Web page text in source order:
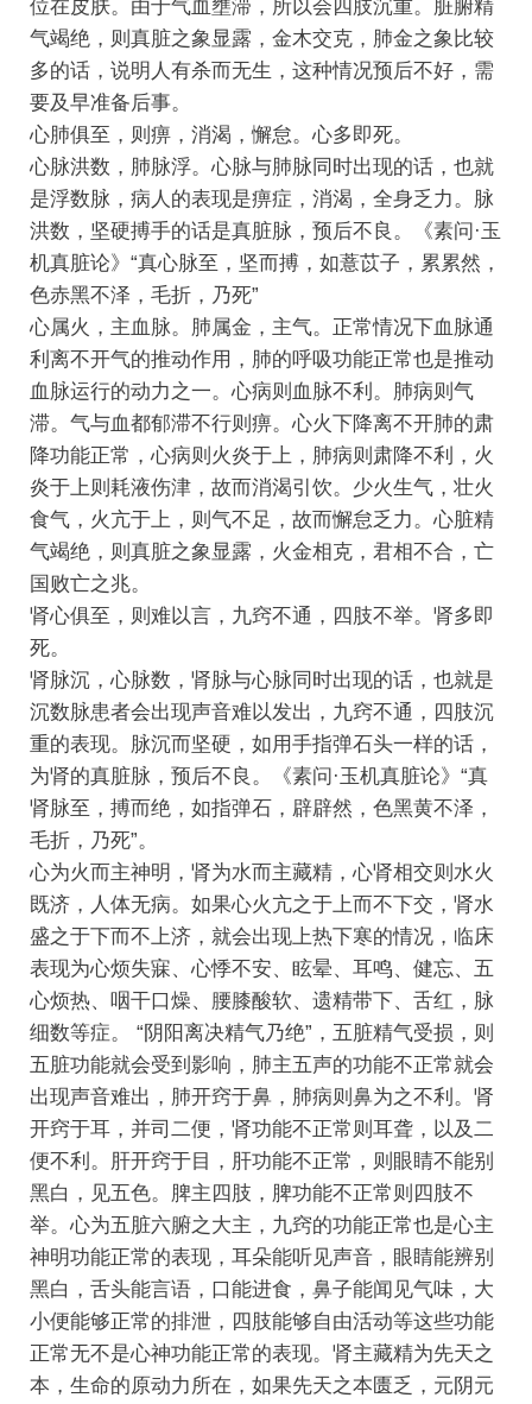
位在皮肤。由于气血壅滞，所以会四肢沉重。脏腑精
气竭绝，则真脏之象显露，金木交克，肺金之象比较
多的话，说明人有杀而无生，这种情况预后不好，需
要及早准备后事。
心肺俱至，则痹，消渴，懈怠。心多即死。
心脉洪数，肺脉浮。心脉与肺脉同时出现的话，也就
是浮数脉，病人的表现是痹症，消渴，全身乏力。脉
洪数，坚硬搏手的话是真脏脉，预后不良。《素问·玉
机真脏论》“真心脉至，坚而搏，如薏苡子，累累然，
色赤黑不泽，毛折，乃死”
心属火，主血脉。肺属金，主气。正常情况下血脉通
利离不开气的推动作用，肺的呼吸功能正常也是推动
血脉运行的动力之一。心病则血脉不利。肺病则气
滞。气与血都郁滞不行则痹。心火下降离不开肺的肃
降功能正常，心病则火炎于上，肺病则肃降不利，火
炎于上则耗液伤津，故而消渴引饮。少火生气，壮火
食气，火亢于上，则气不足，故而懈怠乏力。心脏精
气竭绝，则真脏之象显露，火金相克，君相不合，亡
国败亡之兆。
肾心俱至，则难以言，九窍不通，四肢不举。肾多即
死。
肾脉沉，心脉数，肾脉与心脉同时出现的话，也就是
沉数脉患者会出现声音难以发出，九窍不通，四肢沉
重的表现。脉沉而坚硬，如用手指弹石头一样的话，
为肾的真脏脉，预后不良。《素问·玉机真脏论》“真
肾脉至，搏而绝，如指弹石，辟辟然，色黑黄不泽，
毛折，乃死”。
心为火而主神明，肾为水而主藏精，心肾相交则水火
既济，人体无病。如果心火亢之于上而不下交，肾水
盛之于下而不上济，就会出现上热下寒的情况，临床
表现为心烦失寐、心悸不安、眩晕、耳鸣、健忘、五
心烦热、咽干口燥、腰膝酸软、遗精带下、舌红，脉
细数等症。 “阴阳离决精气乃绝”，五脏精气受损，则
五脏功能就会受到影响，肺主五声的功能不正常就会
出现声音难出，肺开窍于鼻，肺病则鼻为之不利。肾
开窍于耳，并司二便，肾功能不正常则耳聋，以及二
便不利。肝开窍于目，肝功能不正常，则眼睛不能别
黑白，见五色。脾主四肢，脾功能不正常则四肢不
举。心为五脏六腑之大主，九窍的功能正常也是心主
神明功能正常的表现，耳朵能听见声音，眼睛能辨别
黑白，舌头能言语，口能进食，鼻子能闻见气味，大
小便能够正常的排泄，四肢能够自由活动等这些功能
正常无不是心神功能正常的表现。肾主藏精为先天之
本，生命的原动力所在，如果先天之本匮乏，元阴元